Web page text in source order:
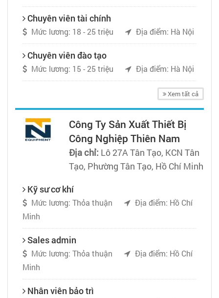
Chuyên viên tài chính
Mức lương: 18 - 25 triệu Địa điểm: Hà Nội
Chuyên viên đào tạo
Mức lương: 15 - 25 triệu Địa điểm: Hà Nội
Xem tất cả
Công Ty Sản Xuất Thiết Bị
Công Nghiệp Thiên Nam
Địa chỉ: Lô 27A Tân Tạo, KCN Tân
Tạo, Phường Tân Tạo, Hồ Chí Minh
Kỹ sư cơ khí
Mức lương: Thỏa thuận
Địa điểm: Hồ Chí
Minh
Sales admin
Mức lương: Thỏa thuận
Địa điểm: Hồ Chí
Minh
Nhân viên bảo trì